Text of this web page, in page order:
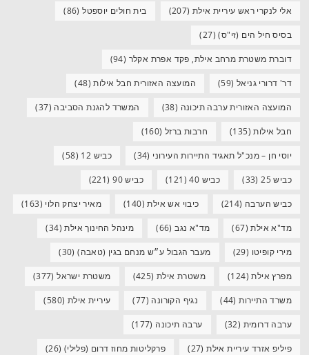
אלי לנקרי ראש עיריית אילת (207) בית חולים יוספטל(86)
בסיס חיל הים (זי"ס)(27)
דוברת משטרת מרחב אילת, פקד אפרת אקלר (94)
דר' דרורי גניאל (59) המועצה האזורית חבל אילות(48)
המועצה האזורית ערבה תיכונה (38) המשרד להגנת הסביבה (37)
חבל אילות(135) חרבות ברזל (160)
יוסי חן – מנכ"ל תאגיד התיירות העירוני (34) כביש 12 (58)
כביש 25 (33) כביש 40 (121) כביש 90 (221)
כביש הערבה (214) כיבוי אש אילת(140) מאיר יצחק הלוי (163)
מד"א אילת(67) מד"א נגב(66) מינהל החינוך אילת(34)
מירי קופיטו (29) מעבר הגבול ע״ש מנחם בגין (טאבה)(30)
מפרץ אילת(124) משטרת אילת (425) משטרת ישראל(377)
משרד התיירות(44) נגיף הקורונה (77) עיריית אילת (580)
ערבה דרומית (32) ערבה תיכונה (177)
פיליפ אזרד עיריית אילת(27) פרקליטות מחוז דרום (פלילי) (26)